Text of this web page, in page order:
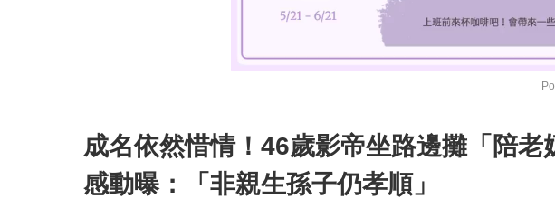
成名依然惜情！46歲影帝坐路邊攤「陪
感動曝：「非親生孫子仍孝順」